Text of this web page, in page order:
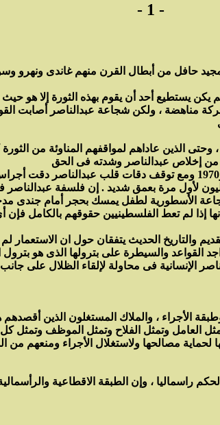
- 1 -
حافل من أبطال القرن منهم غاندى ونهرو
يستطيع أحد أن يقوم بهذه الثورة إلا هو
، ولكن شجاعة عبدالناصر أصابت القوى
عاداهم لمواقفهم المناوئة من الثورة
وكما قال العالم النفسى الكبير الأستاذ الدكتور عادل فاضل فإنه فى يوم 28
لأول مرة بعمق شديد . إن فلسفة
الأسطورية لطفل يمسك بحجر أمام جندى
إذا لم تعط الفلسطينيين حقوقهم بالكامل
والتاريخ الحديث يتفقان حول ان
الإنسانية فى محاولة لإلقاء الظلال على
العامل وتمثل الفلاح وتمثل الموظف
راسماليا ، وإن الطبقة الاقطاعية